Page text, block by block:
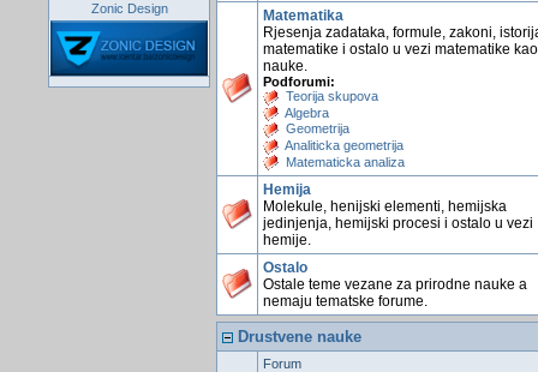
Zonic Design
Matematika
Rjesenja zadataka, formule, zakoni,
matematike i ostalo u vezi matematike kao
nauke.
Podforumi:
Teorija skupova
Algebra
Geometrija
Analiticka geometrija
Matematicka analiza
Hemija
Molekule, henijski elementi, hemijska
jedinjenja, hemijski procesi i ostalo u vezi
hemije.
Ostalo
Ostale teme vezane za prirodne nauke a
nemaju tematske forume.
Drustvene nauke
Forum